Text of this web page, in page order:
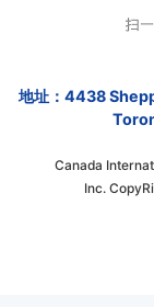
地址：4438
Canada
Inc.